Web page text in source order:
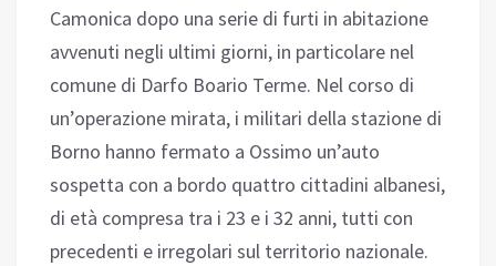
Camonica dopo una serie di furti in abitazione
avvenuti negli ultimi giorni, in particolare nel
comune di Darfo Boario Terme. Nel corso di
un’operazione mirata, i militari della stazione di
Borno hanno fermato a Ossimo un’auto
sospetta con a bordo quattro cittadini albanesi,
di età compresa tra i 23 e i 32 anni, tutti con
precedenti e irregolari sul territorio nazionale.